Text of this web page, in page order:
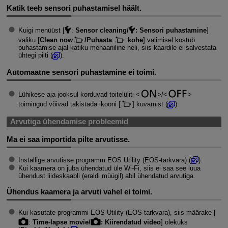
Katik teeb sensori puhastamisel häält.
Kuigi menüüst [ : Sensor cleaning/ : Sensori puhastamine]
valiku [Clean now /Puhasta kohe] valimisel kostub
puhastamise ajal katiku mehaaniline heli, siis kaardile ei salvestata
ühtegi pilti (
).
Automaatne sensori puhastamine ei toimi.
Lühikese aja jooksul korduvad toitelüliti
/
toimingud võivad takistada ikooni [
] kuvamist ( ).
Arvutiga ühendamise probleemid
Ma ei saa importida pilte arvutisse.
Installige arvutisse programm EOS Utility (EOS-tarkvara) (
).
Kui kaamera on juba ühendatud üle Wi-Fi , siis ei saa see luua
ühendust liideskaabli (eraldi müügil) abil ühendatud arvutiga.
Ühendus kaamera ja arvuti vahel ei toimi.
Kui kasutate programmi EOS Utility (EOS-tarkvara), siis määrake [
: Time-lapse movie/ : Kiirendatud video] olekuks